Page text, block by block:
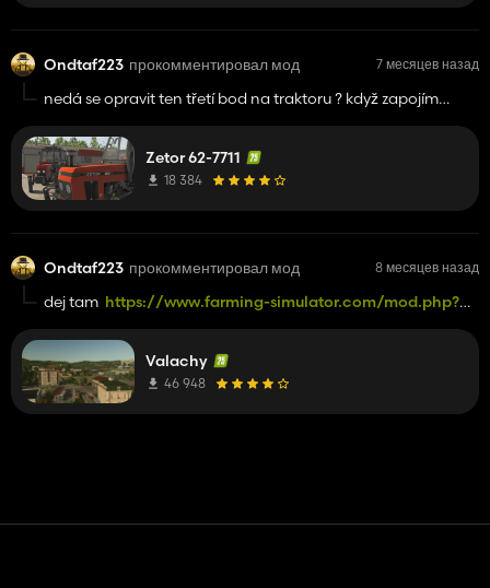
Ondtaf223 прокомментировал мод 7 месяцев назад
nedá se opravit ten třetí bod na traktoru ? když zapojím
Zetor 62-7711
18 384
Ondtaf223 прокомментировал мод 8 месяцев назад
dej tam https://www.farming-simulator.com/mod.php?
Valachy
46 948